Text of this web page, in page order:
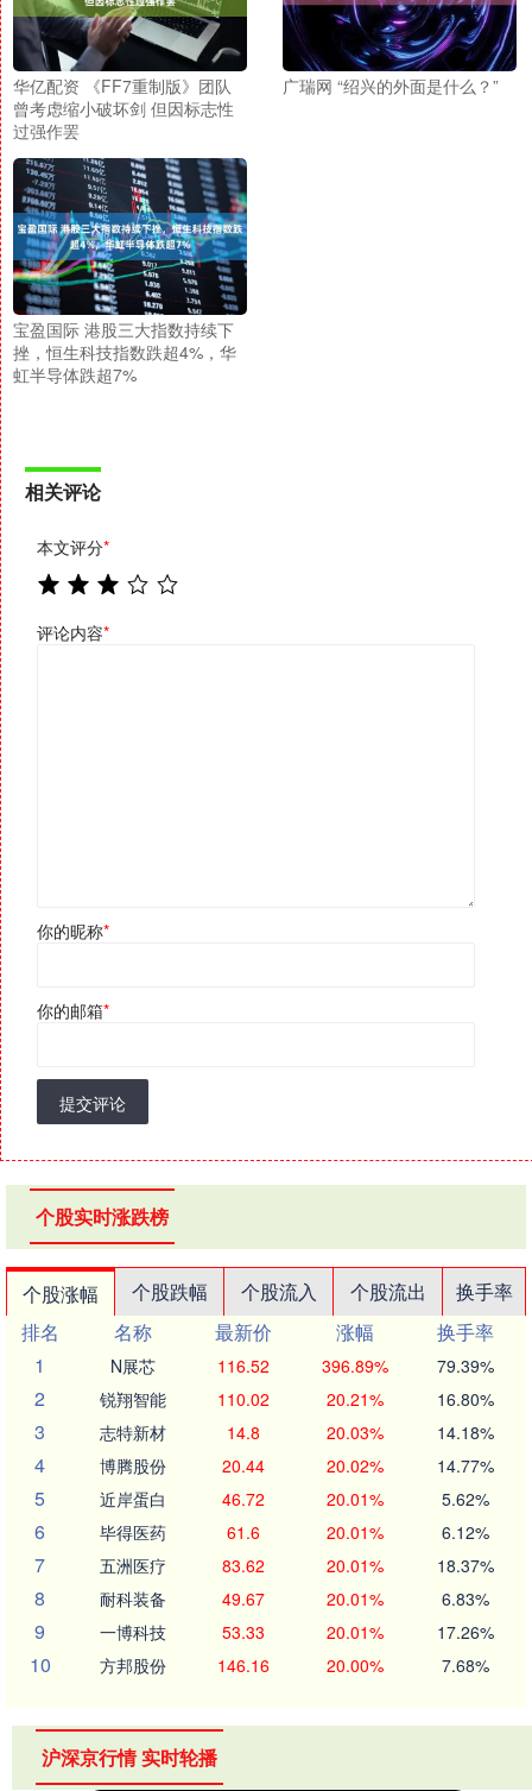
华亿配资 《FF7重制版》团队
曾考虑缩小破坏剑 但因标志性
过强作罢
广瑞网 “绍兴的外面是什么？”
宝盈国际 港股三大指数持续下
挫，恒生科技指数跌超4%，华
虹半导体跌超7%
相关评论
本文评分*
评论内容*
你的昵称*
你的邮箱*
提交评论
个股实时涨跌榜
个股涨幅 个股跌幅 个股流入 个股流出
换手率
排名
名称 最新价 涨幅
换手率
1
N展芯 116.52 396.89% 79.39%
2 锐翔智能 110.02 20.21% 16.80%
3 志特新材 14.8 20.03% 14.18%
4 博腾股份 20.44 20.02% 14.77%
5 近岸蛋白 46.72 20.01% 5.62%
6 毕得医药 61.6 20.01% 6.12%
7 五洲医疗 83.62 20.01% 18.37%
8 耐科装备 49.67 20.01% 6.83%
9 一博科技 53.33 20.01% 17.26%
10 方邦股份 146.16 20.00% 7.68%
沪深京行情 实时轮播